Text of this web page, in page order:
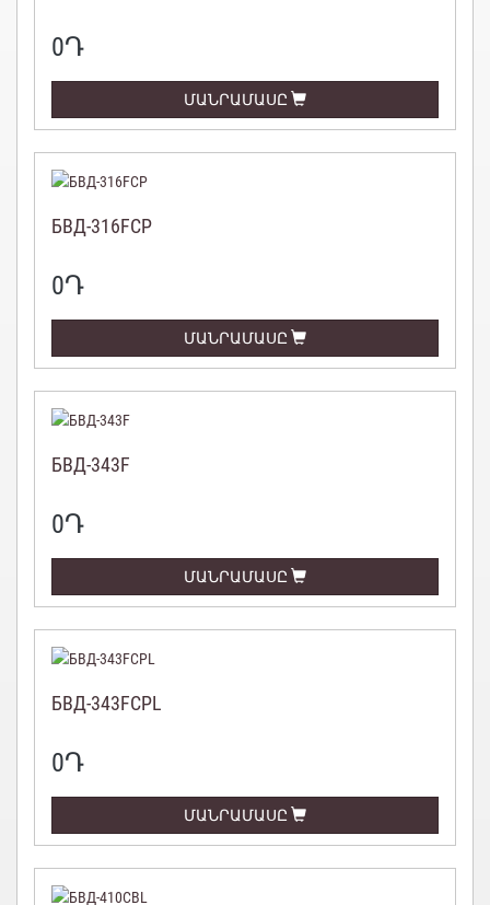
0Դ
ՄԱՆՐԱՄԱՍԸ
БВД-316FCP
0Դ
ՄԱՆՐԱՄԱՍԸ
БВД-343F
0Դ
ՄԱՆՐԱՄԱՍԸ
БВД-343FCPL
0Դ
ՄԱՆՐԱՄԱՍԸ